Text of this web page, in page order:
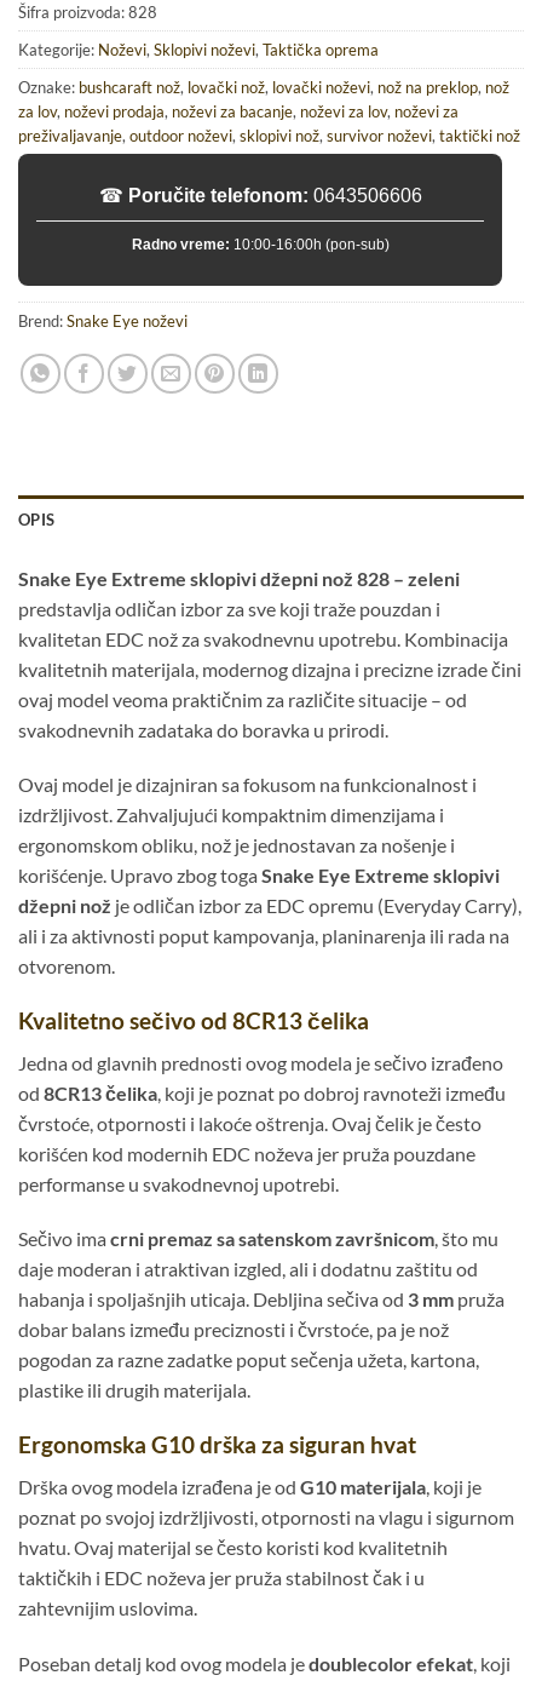
Šifra proizvoda:828
Kategorije: Noževi, Sklopivi noževi, Taktička oprema
Oznake: bushcaraft nož, lovački nož, lovački noževi, nož na preklop, nož
za lov, noževi prodaja, noževi za bacanje, noževi za lov, noževi za
preživaljavanje, outdoor noževi, sklopivi nož, survivor noževi, taktički nož
☎ Poručite telefonom: 0643506606
Radno vreme: 10:00-16:00h (pon-sub)
Brend:Snake Eye noževi
OPIS
Snake Eye Extreme sklopivi džepni nož 828 – zeleni
predstavlja odličan izbor za sve koji traže pouzdan i
kvalitetan EDC nož za svakodnevnu upotrebu. Kombinacija
kvalitetnih materijala, modernog dizajna i precizne izrade čini
ovaj model veoma praktičnim za različite situacije – od
svakodnevnih zadataka do boravka u prirodi.
Ovaj model je dizajniran sa fokusom na funkcionalnost i
izdržljivost. Zahvaljujući kompaktnim dimenzijama i
ergonomskom obliku, nož je jednostavan za nošenje i
korišćenje. Upravo zbog toga Snake Eye Extreme sklopivi
džepni nož je odličan izbor za EDC opremu (Everyday Carry),
ali i za aktivnosti poput kampovanja, planinarenja ili rada na
otvorenom.
Kvalitetno sečivo od 8CR13 čelika
Jedna od glavnih prednosti ovog modela je sečivo izrađeno
od 8CR13 čelika , koji je poznat po dobroj ravnoteži između
čvrstoće, otpornosti i lakoće oštrenja. Ovaj čelik je često
korišćen kod modernih EDC noževa jer pruža pouzdane
performanse u svakodnevnoj upotrebi.
Sečivo ima crni premaz sa satenskom završnicom, što mu
daje moderan i atraktivan izgled, ali i dodatnu zaštitu od
habanja i spoljašnjih uticaja. Debljina sečiva od 3 mm pruža
dobar balans između preciznosti i čvrstoće, pa je nož
pogodan za razne zadatke poput sečenja užeta, kartona,
plastike ili drugih materijala.
Ergonomska G10 drška za siguran hvat
Drška ovog modela izrađena je od G10 materijala, koji je
poznat po svojoj izdržljivosti, otpornosti na vlagu i sigurnom
hvatu. Ovaj materijal se često koristi kod kvalitetnih
taktičkih i EDC noževa jer pruža stabilnost čak i u
zahtevnijim uslovima.
Poseban detalj kod ovog modela jedoublecolor efekat , koji